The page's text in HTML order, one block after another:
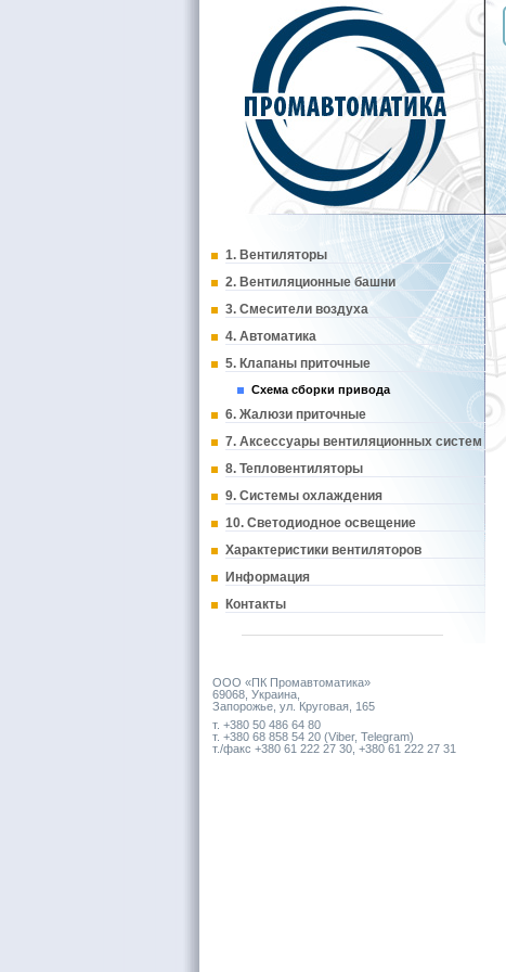
1. Вентиляторы
2. Вентиляционные башни
3. Смесители воздуха
4. Автоматика
5. Клапаны приточные
Схема сборки привода
6. Жалюзи приточные
7. Аксессуары вентиляционных систем
8. Тепловентиляторы
9. Системы охлаждения
10. Светодиодное освещение
Характеристики вентиляторов
Информация
Контакты
ООО «ПК Промавтоматика»
69068, Украина,
Запорожье, ул. Круговая, 165
т. +380 50 486 64 80
т. +380 68 858 54 20 (Viber, Telegram)
т./факс +380 61 222 27 30, +380 61 222 27 31